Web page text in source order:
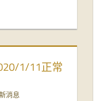
1/11正常
消息